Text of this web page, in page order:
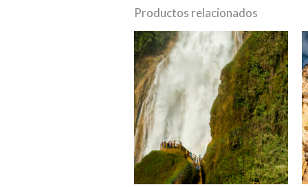
Productos relacionados